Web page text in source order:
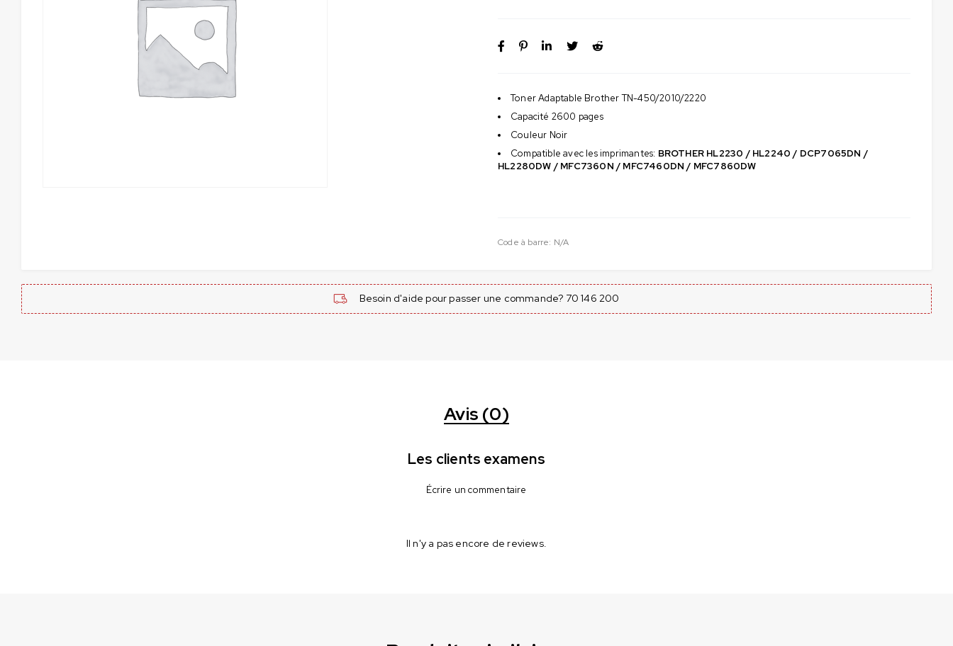
Toner Adaptable Brother TN-450/2010/2220
Capacité 2600 pages
Couleur Noir
Compatible avec les imprimantes: BROTHER HL2230 / HL2240 / DCP7065DN /
HL2280DW / MFC7360N / MFC7460DN / MFC7860DW
Code à barre: N/A
Besoin d'aide pour passer une commande? 70 146 200
Avis (0)
Les clients examens
Écrire un commentaire
Il n'y a pas encore de reviews.